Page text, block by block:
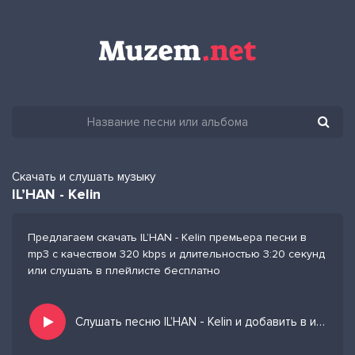
Скачать и слушать музыку
IL’HAN - Kelin
Предлагаем скачать IL’HAN - Kelin премьера песни в
mp3 с качеством 320 kbps и длительностью 3:20 секунд
или слушать в плейлисте бесплатно
Слушать песню IL’HAN - Kelin и добавить в избранных